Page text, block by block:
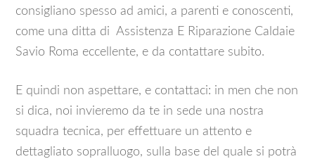
consigliano spesso ad amici, a parenti e conoscenti,
come una ditta di Assistenza E Riparazione Caldaie
Savio Roma eccellente, e da contattare subito.
E quindi non aspettare, e contattaci: in men che non
si dica, noi invieremo da te in sede una nostra
squadra tecnica, per effettuare un attento e
dettagliato sopralluogo, sulla base del quale si potrà